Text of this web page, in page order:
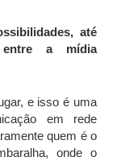
até
a mídia
e isso é uma
em rede
quem é o
onde o